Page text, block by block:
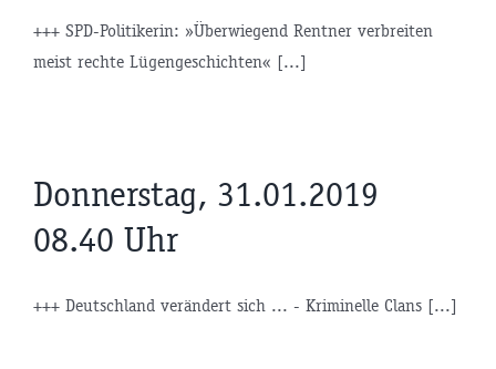
+++ SPD-Politikerin: »Überwiegend Rentner verbreiten
meist rechte Lügengeschichten« [...]
Donnerstag, 31.01.2019
08.40 Uhr
+++ Deutschland verändert sich ... - Kriminelle Clans [...]